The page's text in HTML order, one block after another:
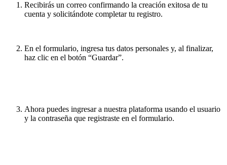
Recibirás un correo confirmando la creación exitosa de tu
cuenta y solicitándote completar tu registro.
En el formulario, ingresa tus datos personales y, al finalizar,
haz clic en el botón “Guardar”.
Ahora puedes ingresar a nuestra plataforma usando el usuario
y la contraseña que registraste en el formulario.